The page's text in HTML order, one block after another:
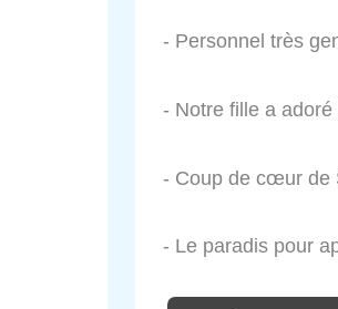
- Personnel très
- Notre fille a
- Coup de cœur de
- Le paradis pour